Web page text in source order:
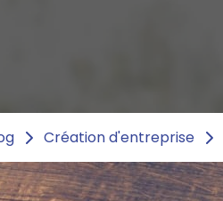
Création d'entreprise